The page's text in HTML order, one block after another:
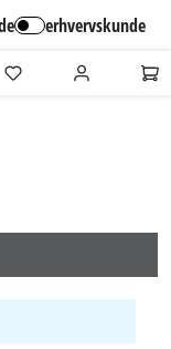
erhvervskunde